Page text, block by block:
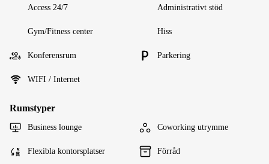
Access 24/7 Administrativt stöd
Gym/Fitness center Hiss
Konferensrum Parkering
WIFI / Internet
Rumstyper
Business lounge Coworking utrymme
Flexibla kontorsplatser Förråd